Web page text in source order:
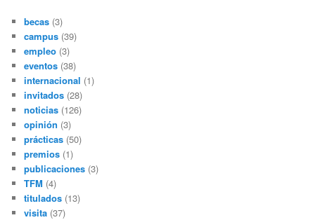
becas (3)
campus (39)
empleo (3)
eventos (38)
internacional (1)
invitados (28)
noticias (126)
opinión (3)
prácticas (50)
premios (1)
publicaciones (3)
TFM (4)
titulados (13)
visita (37)